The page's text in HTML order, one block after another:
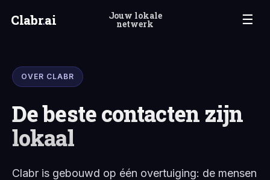
Clabr.ai ☰
Jouw lokale
netwerk
OVER CLABR
De beste contacten zijn
lokaal
Clabr is gebouwd op één overtuiging: de mensen